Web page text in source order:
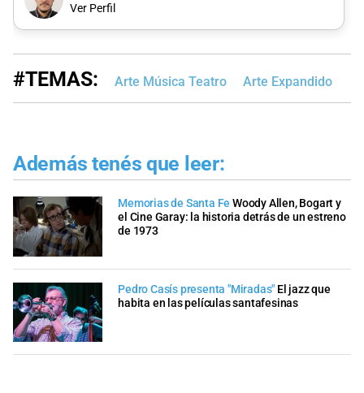
Ver Perfil
#TEMAS: Arte Música Teatro Arte Expandido
Además tenés que leer:
Memorias de Santa Fe Woody Allen, Bogart y
el Cine Garay: la historia detrás de un estreno
de 1973
Pedro Casís presenta "Miradas" El jazz que
habita en las películas santafesinas